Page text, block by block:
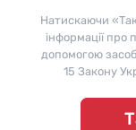
Питання
Додайте
Натискаючи
інформації про
допомогою
15 Закону